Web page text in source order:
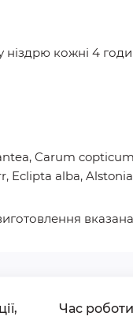
ніздрю кожні 4
Carum
Eclipta alba,
Час роботи